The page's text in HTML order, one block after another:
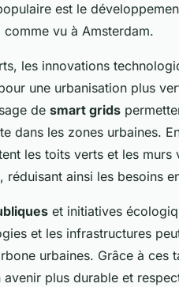
est le
comme vu à Amsterdam.
les innovations
une urbanisation plus
de smart grids
dans les zones urbaines.
les toits verts et les murs
réduisant ainsi les besoins
et initiatives
et les infrastructures
urbaines. Grâce à
plus durable et